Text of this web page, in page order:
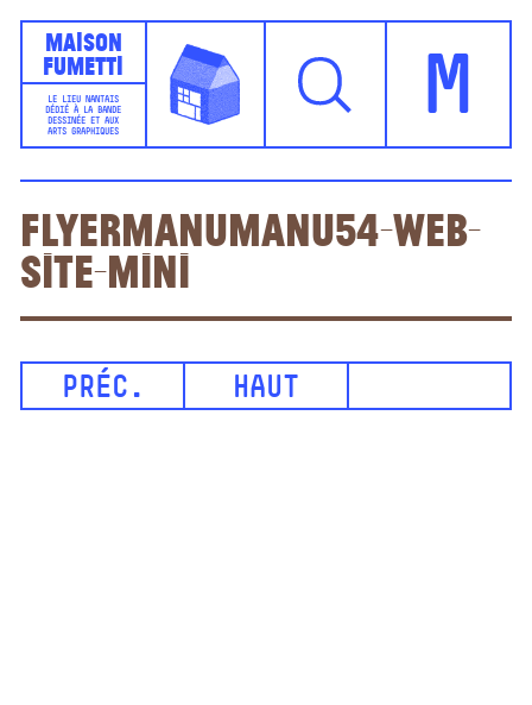
Maison
Fumetti
LE LIEU NANTAIS
DÉDIÉ À LA BANDE
DESSINÉE ET AUX
ARTS GRAPHIQUES
M
FlyerManuManu54-WEB-
site-mini
PRÉC. HAUT